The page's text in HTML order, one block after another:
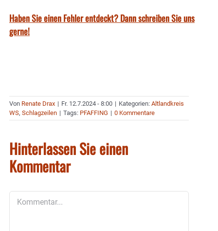
Haben Sie einen Fehler entdeckt? Dann schreiben Sie uns
gerne!
Von Renate Drax | Fr. 12.7.2024 - 8:00 | Kategorien: Altlandkreis
WS, Schlagzeilen | Tags: PFAFFING | 0 Kommentare
Hinterlassen Sie einen
Kommentar